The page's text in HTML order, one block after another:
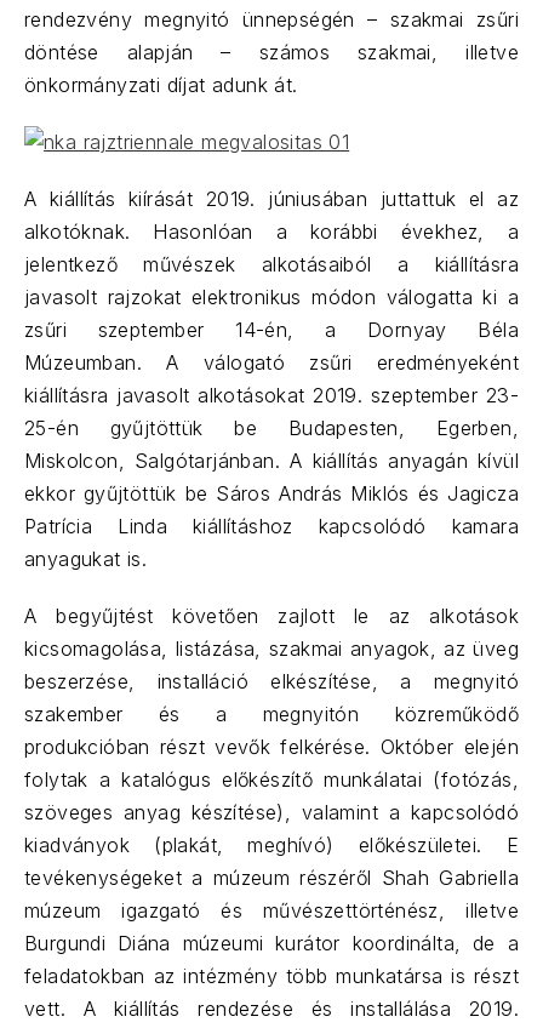
rendezvény megnyitó ünnepségén – szakmai zsűri
döntése alapján – számos szakmai, illetve
önkormányzati díjat adunk át.
A kiállítás kiírását 2019. júniusában juttattuk el az
alkotóknak. Hasonlóan a korábbi évekhez, a
jelentkező művészek alkotásaiból a kiállításra
javasolt rajzokat elektronikus módon válogatta ki a
zsűri szeptember 14-én, a Dornyay Béla
Múzeumban. A válogató zsűri eredményeként
kiállításra javasolt alkotásokat 2019. szeptember 23-
25-én gyűjtöttük be Budapesten, Egerben,
Miskolcon, Salgótarjánban. A kiállítás anyagán kívül
ekkor gyűjtöttük be Sáros András Miklós és Jagicza
Patrícia Linda kiállításhoz kapcsolódó kamara
anyagukat is.
A begyűjtést követően zajlott le az alkotások
kicsomagolása, listázása, szakmai anyagok, az üveg
beszerzése, installáció elkészítése, a megnyitó
szakember és a megnyitón közreműködő
produkcióban részt vevők felkérése. Október elején
folytak a katalógus előkészítő munkálatai (fotózás,
szöveges anyag készítése), valamint a kapcsolódó
kiadványok (plakát, meghívó) előkészületei. E
tevékenységeket a múzeum részéről Shah Gabriella
múzeum igazgató és művészettörténész, illetve
Burgundi Diána múzeumi kurátor koordinálta, de a
feladatokban az intézmény több munkatársa is részt
vett. A kiállítás rendezése és installálása 2019.